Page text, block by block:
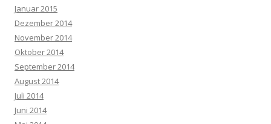
Januar 2015
Dezember 2014
November 2014
Oktober 2014
September 2014
August 2014
Juli 2014
Juni 2014